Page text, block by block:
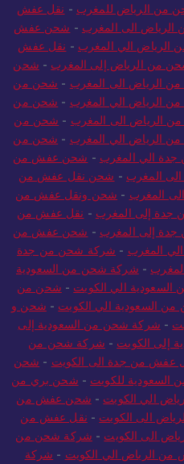
من الرياض للمغرب - نقل عفش
الى المغرب - شحن عفش
الرياض الي المغرب - نقل عفش
من الرياض إلى المغرب - شحن
الرياض الى المغرب - شحن من
الرياض الي المغرب - شحن من
الرياض الى المغرب - شحن من
الرياض الي المغرب - شحن من
الي المغرب - شحن عفش من
المغرب - شحن نقل عفش من
المغرب - شحن ونقل عفش من
إلى المغرب - نقل عفش من
إلى المغرب - شحن عفش من
المغرب - شركة شحن من جدة
- شركة شحن من السعودية
الي الكويت - شحن من
السعودية الي الكويت - شحن و
- شركة شحن من السعودية إلى
إلى الكويت - شركة شحن من
عفش من جدة الى الكويت - شحن
السعودية للكويت - شحن بري من
الي الكويت - شحن عفش من
الى الكويت - نقل عفش من
الى الكويت - شركة شحن من
الرياض الي الكويت - شركة